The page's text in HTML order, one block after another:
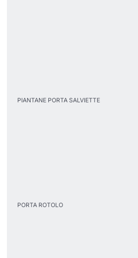
PIANTANE PORTA SALVIETTE
PORTA ROTOLO